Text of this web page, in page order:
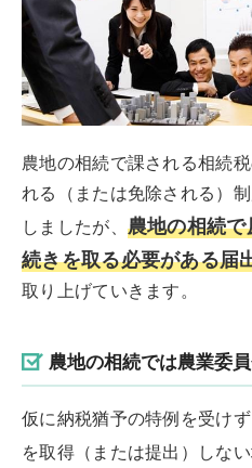
農地の相続で課される相続
れる（または免除される）
しましたが、 農地の相続
続きを取る必要がある届
取り上げていきます。
農地の相続では農業委
仮に納税猶予の特例を受け
を取得（または提出）しな